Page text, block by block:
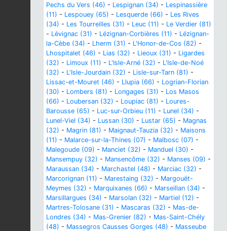
Pechs du Vers (46) - Lespignan (34) - Lespinassière
(11) - Lespouey (65) - Lesquerde (66) - Les Rives
(34) - Les Tourreilles (31) - Leuc (11) - Le Verdier (81)
- Lévignac (31) - Lézignan-Corbières (11) - Lézignan-
la-Cèbe (34) - Lherm (31) - L'Honor-de-Cos (82) -
Lhospitalet (46) - Lias (32) - Lieoux (31) - Ligardes
(32) - Limoux (11) - L'Isle-Arné (32) - L'Isle-de-Noé
(32) - L'Isle-Jourdain (32) - Lisle-sur-Tarn (81) -
Lissac-et-Mouret (46) - Llupia (66) - Logrian-Florian
(30) - Lombers (81) - Longages (31) - Los Masos
(66) - Loubersan (32) - Loupiac (81) - Loures-
Barousse (65) - Luc-sur-Orbieu (11) - Lunel (34) -
Lunel-Viel (34) - Lussan (30) - Lustar (65) - Magnas
(32) - Magrin (81) - Maignaut-Tauzia (32) - Maisons
(11) - Malarce-sur-la-Thines (07) - Malbosc (07) -
Malegoude (09) - Manciet (32) - Manduel (30) -
Mansempuy (32) - Mansencôme (32) - Manses (09) -
Maraussan (34) - Marchastel (48) - Marciac (32) -
Marcorignan (11) - Marestaing (32) - Margouët-
Meymes (32) - Marquixanes (66) - Marseillan (34) -
Marsillargues (34) - Marsolan (32) - Martiel (12) -
Martres-Tolosane (31) - Mascaras (32) - Mas-de-
Londres (34) - Mas-Grenier (82) - Mas-Saint-Chély
(48) - Massegros Causses Gorges (48) - Masseube